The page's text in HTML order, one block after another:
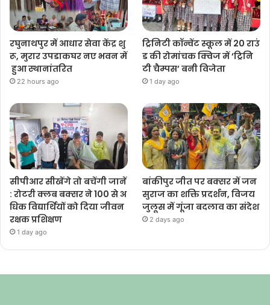
रघुनाथपुर में आधार सेवा केंद्र शु
रू, मुरार उपडाकघर नए भवन में
हुआ स्थानांतरित
22 hours ago
ट्रिनिटी कॉन्वेंट स्कूल में 20 राउं
ड की रोमांचक क्विज में ‘ट्रिनि
टी चैम्पस’ बनी विजेता
1 day ago
सीपीआर सीखेंगे तो बचेंगी जानें
: रोटरी क्लब बक्सर ने 100 से अ
धिक विद्यार्थियों को दिया जीवन
रक्षक प्रशिक्षण
1 day ago
बांकीपुर जीत पर बक्सर में जन
सुराज का शक्ति प्रदर्शन, विजय
जुलूस में गूंजा बदलाव का संदेश
2 days ago